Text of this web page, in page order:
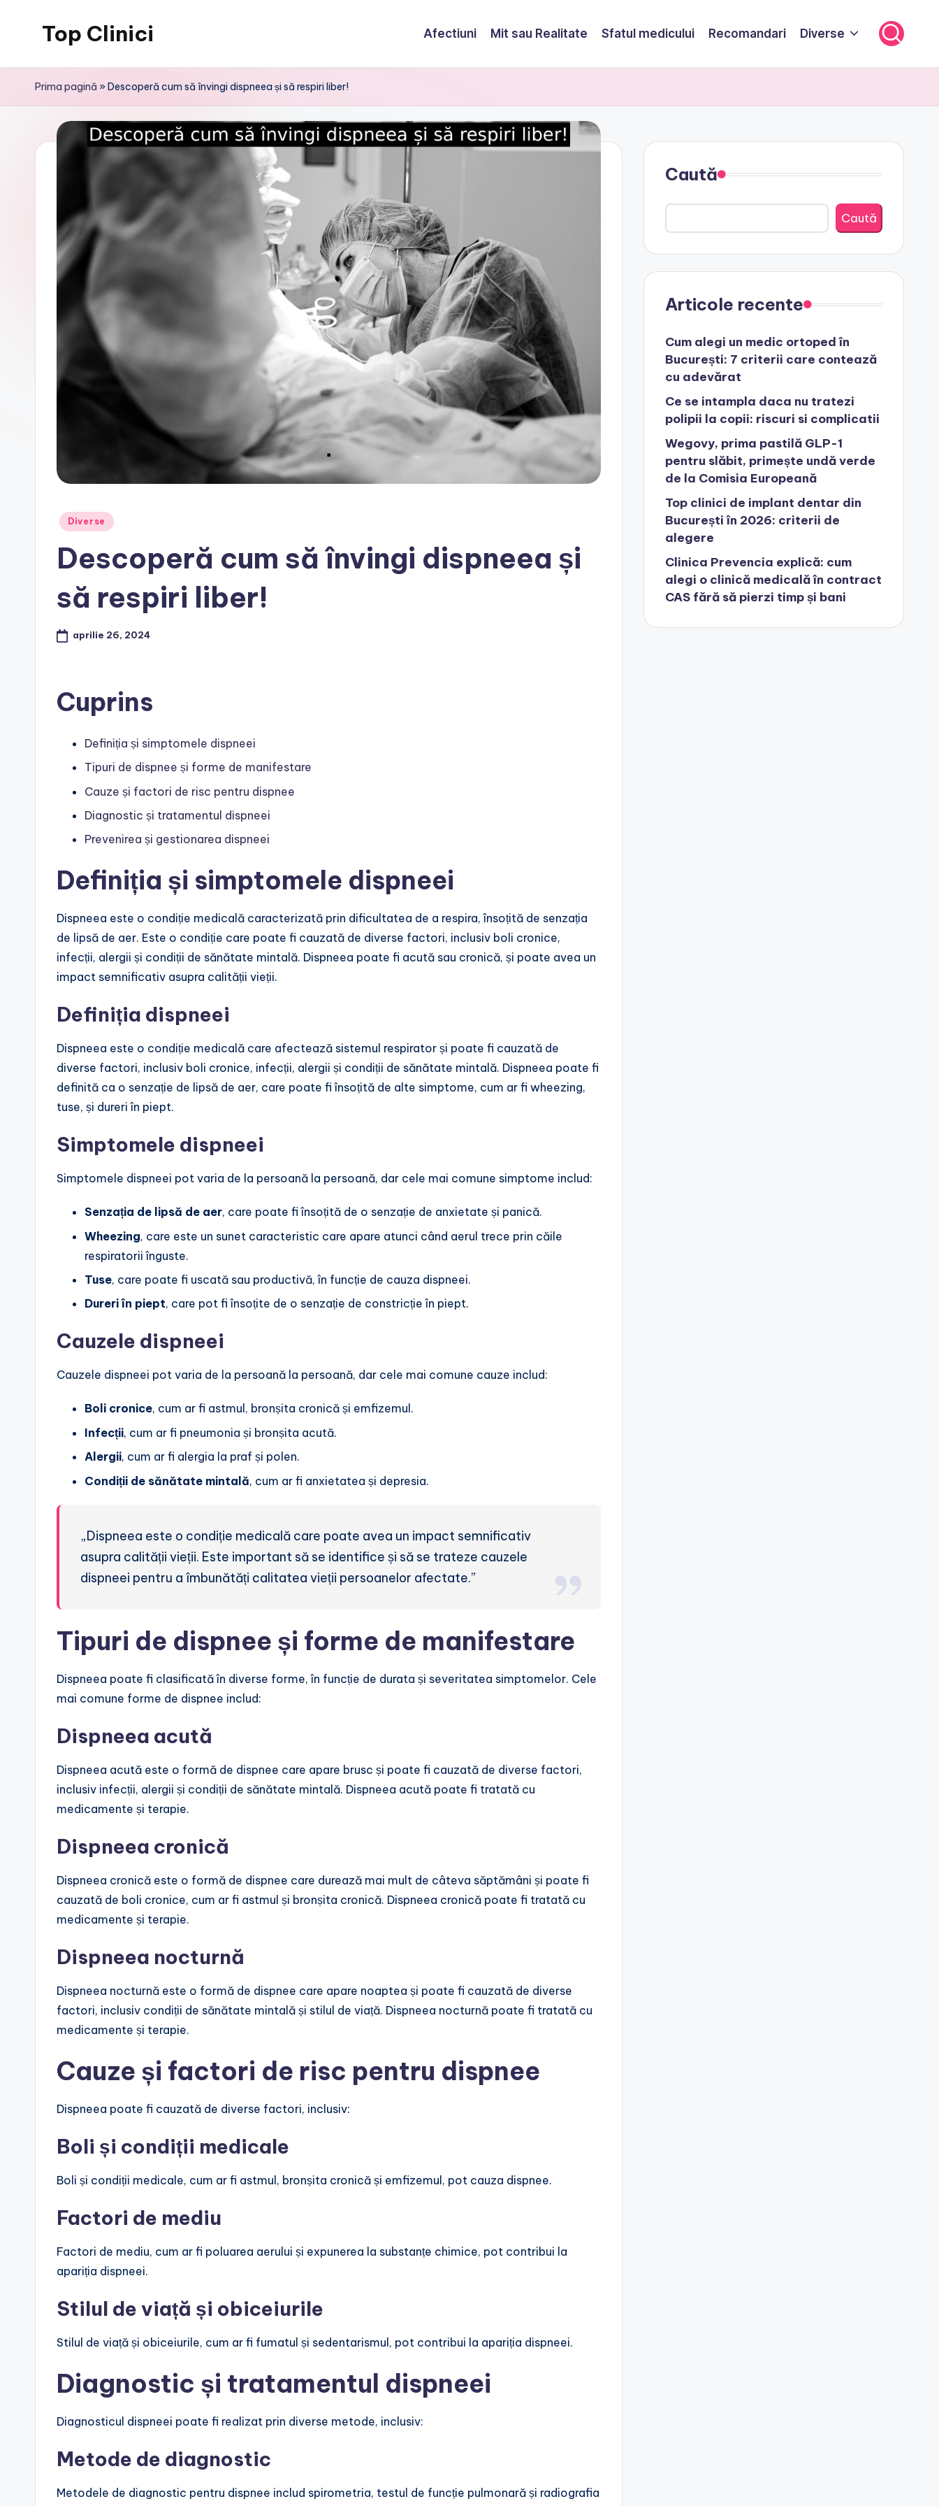
Top Clinici Afectiuni Mit sau Realitate Sfatul medicului Recomandari Diverse
Prima pagină »Descoperă cum să învingi dispneea și să respiri liber!
Posted
Diverse
Descoperă cum să învingi dispneea și
să respiri liber!
aprilie 26, 2024
Cuprins
Definiția și simptomele dispneei
Tipuri de dispnee și forme de manifestare
Cauze și factori de risc pentru dispnee
Diagnostic și tratamentul dispneei
Prevenirea și gestionarea dispneei
Definiția și simptomele dispneei
Dispneea este o condiție medicală caracterizată prin dificultatea de a respira, însoțită de senzația
de lipsă de aer. Este o condiție care poate fi cauzată de diverse factori, inclusiv boli cronice,
infecții, alergii și condiții de sănătate mintală. Dispneea poate fi acută sau cronică, și poate avea un
impact semnificativ asupra calității vieții.
Definiția dispneei
Dispneea este o condiție medicală care afectează sistemul respirator și poate fi cauzată de
diverse factori, inclusiv boli cronice, infecții, alergii și condiții de sănătate mintală. Dispneea poate fi
definită ca o senzație de lipsă de aer, care poate fi însoțită de alte simptome, cum ar fi wheezing,
tuse, și dureri în piept.
Simptomele dispneei
Simptomele dispneei pot varia de la persoană la persoană, dar cele mai comune simptome includ:
Senzația de lipsă de aer, care poate fi însoțită de o senzație de anxietate și panică.
Wheezing, care este un sunet caracteristic care apare atunci când aerul trece prin căile
respiratorii înguste.
Tuse, care poate fi uscată sau productivă, în funcție de cauza dispneei.
Dureri în piept, care pot fi însoțite de o senzație de constricție în piept.
Cauzele dispneei
Cauzele dispneei pot varia de la persoană la persoană, dar cele mai comune cauze includ:
Boli cronice, cum ar fi astmul, bronșita cronică și emfizemul.
Infecții, cum ar fi pneumonia și bronșita acută.
Alergii, cum ar fi alergia la praf și polen.
Condiții de sănătate mintală, cum ar fi anxietatea și depresia.
„Dispneea este o condiție medicală care poate avea un impact semnificativ
asupra calității vieții. Este important să se identifice și să se trateze cauzele
dispneei pentru a îmbunătăți calitatea vieții persoanelor afectate.”
Tipuri de dispnee și forme de manifestare
Dispneea poate fi clasificată în diverse forme, în funcție de durata și severitatea simptomelor. Cele
mai comune forme de dispnee includ:
Dispneea acută
Dispneea acută este o formă de dispnee care apare brusc și poate fi cauzată de diverse factori,
inclusiv infecții, alergii și condiții de sănătate mintală. Dispneea acută poate fi tratată cu
medicamente și terapie.
Dispneea cronică
Dispneea cronică este o formă de dispnee care durează mai mult de câteva săptămâni și poate fi
cauzată de boli cronice, cum ar fi astmul și bronșita cronică. Dispneea cronică poate fi tratată cu
medicamente și terapie.
Dispneea nocturnă
Dispneea nocturnă este o formă de dispnee care apare noaptea și poate fi cauzată de diverse
factori, inclusiv condiții de sănătate mintală și stilul de viață. Dispneea nocturnă poate fi tratată cu
medicamente și terapie.
Cauze și factori de risc pentru dispnee
Dispneea poate fi cauzată de diverse factori, inclusiv:
Boli și condiții medicale
Boli și condiții medicale, cum ar fi astmul, bronșita cronică și emfizemul, pot cauza dispnee.
Factori de mediu
Factori de mediu, cum ar fi poluarea aerului și expunerea la substanțe chimice, pot contribui la
apariția dispneei.
Stilul de viață și obiceiurile
Stilul de viață și obiceiurile, cum ar fi fumatul și sedentarismul, pot contribui la apariția dispneei.
Diagnostic și tratamentul dispneei
Diagnosticul dispneei poate fi realizat prin diverse metode, inclusiv:
Metode de diagnostic
Metodele de diagnostic pentru dispnee includ spirometria, testul de funcție pulmonară și radiografia
Caută
Caută
Articole recente
Cum alegi un medic ortoped în
București: 7 criterii care contează
cu adevărat
Ce se intampla daca nu tratezi
polipii la copii: riscuri si complicatii
Wegovy, prima pastilă GLP-1
pentru slăbit, primește undă verde
de la Comisia Europeană
Top clinici de implant dentar din
București în 2026: criterii de
alegere
Clinica Prevencia explică: cum
alegi o clinică medicală în contract
CAS fără să pierzi timp și bani